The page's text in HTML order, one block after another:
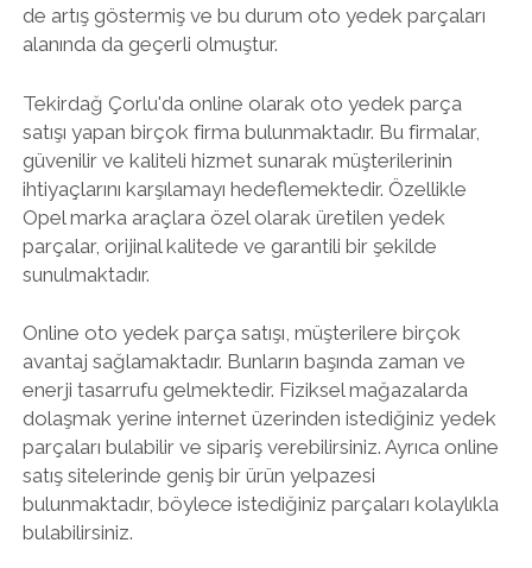
de artış göstermiş ve bu durum oto yedek parçaları
alanında da geçerli olmuştur.
Tekirdağ Çorlu'da online olarak oto yedek parça
satışı yapan birçok firma bulunmaktadır. Bu firmalar,
güvenilir ve kaliteli hizmet sunarak müşterilerinin
ihtiyaçlarını karşılamayı hedeflemektedir. Özellikle
Opel marka araçlara özel olarak üretilen yedek
parçalar, orijinal kalitede ve garantili bir şekilde
sunulmaktadır.
Online oto yedek parça satışı, müşterilere birçok
avantaj sağlamaktadır. Bunların başında zaman ve
enerji tasarrufu gelmektedir. Fiziksel mağazalarda
dolaşmak yerine internet üzerinden istediğiniz yedek
parçaları bulabilir ve sipariş verebilirsiniz. Ayrıca online
satış sitelerinde geniş bir ürün yelpazesi
bulunmaktadır, böylece istediğiniz parçaları kolaylıkla
bulabilirsiniz.